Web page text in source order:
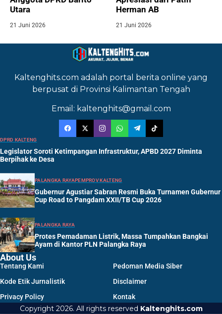
Utara
21 Juni 2026
Herman AB
21 Juni 2026
Kaltenghits.com adalah portal berita online yang
berpusat di Provinsi Kalimantan Tengah
Email: kaltenghits@gmail.com
DPRD KALTENG
Legislator Soroti Ketimpangan Infrastruktur, APBD 2027 Diminta
Berpihak ke Desa
PALANGKA RAYAPEMPROV KALTENG
Gubernur Agustiar Sabran Resmi Buka Turnamen Gubernur
Cup Road to Pangdam XXII/TB Cup 2026
PALANGKA RAYA
Protes Pemadaman Listrik, Massa Tumpahkan Bangkai
Ayam di Kantor PLN Palangka Raya
About Us
Tentang Kami
Pedoman Media Siber
Kode Etik Jurnalistik
Disclaimer
Privacy Policy
Kontak
Copyright 2026. All rights reserved Kaltenghits.com